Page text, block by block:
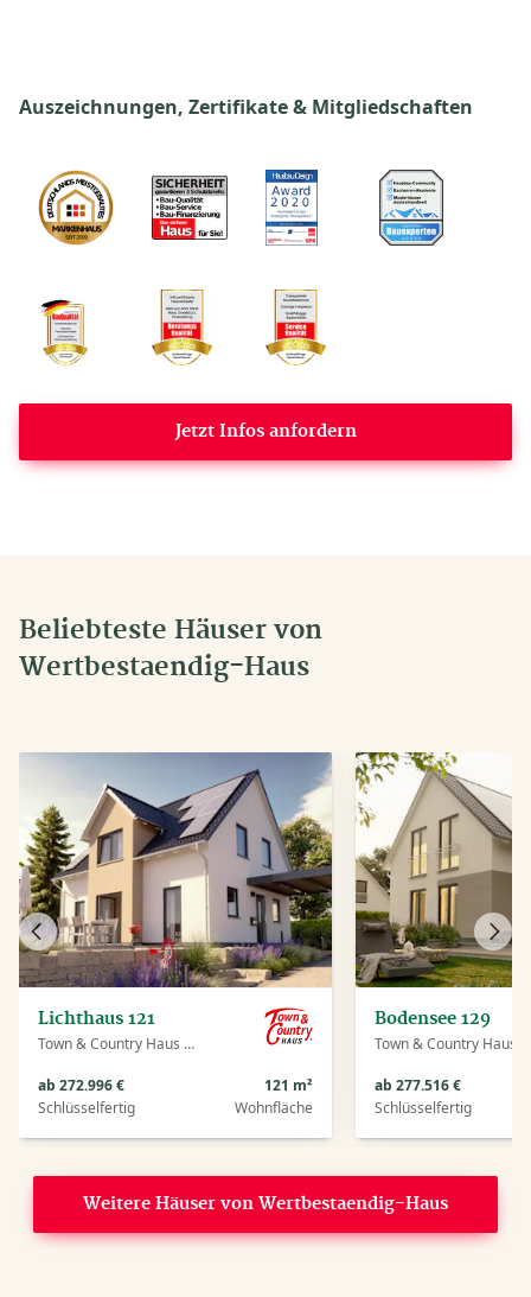
Auszeichnungen, Zertifikate & Mitgliedschaften
Jetzt Infos anfordern
Beliebteste Häuser von
Wertbestaendig-Haus
Lichthaus 121
Town & Country Haus Deutschland
ab 272.996 €
Schlüsselfertig
121 m²
Wohnfläche
Bodensee 129
ab 277.516 €
Schlüsselfertig
Vorheriges
Haus
Haus
Weitere Häuser von Wertbestaendig-Haus